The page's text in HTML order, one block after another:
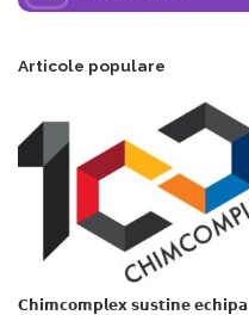
Articole populare
𝗖𝗵𝗶𝗺𝗰𝗼𝗺𝗽𝗹𝗲𝘅 𝘀𝘂𝘀𝘁𝗶𝗻𝗲 𝗲𝗰𝗵𝗶𝗽𝗮